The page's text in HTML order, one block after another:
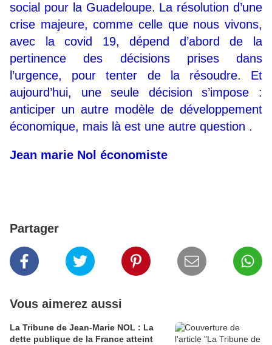
social pour la Guadeloupe. La résolution d’une
crise majeure, comme celle que nous vivons,
avec la covid 19, dépend d’abord de la
pertinence des décisions prises dans
l’urgence, pour tenter de la résoudre. Et
aujourd’hui, une seule décision s’impose :
anticiper un autre modèle de développement
économique, mais là est une autre question .
Jean marie Nol économiste
Partager
Vous aimerez aussi
La Tribune de Jean-Marie NOL : La
dette publique de la France atteint